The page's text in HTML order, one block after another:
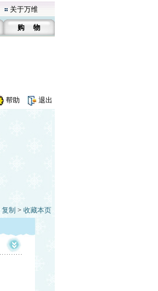
关于万维
购 物
帮助 退出
复制 > 收藏本页